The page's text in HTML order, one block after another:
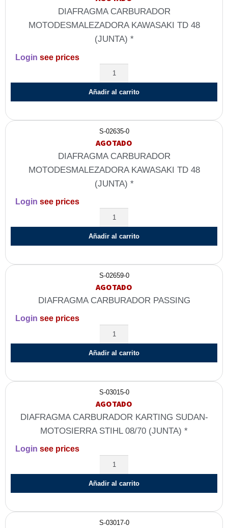
DIAFRAGMA CARBURADOR
MOTODESMALEZADORA KAWASAKI TD 48
(JUNTA) *
Login see prices
Añadir al carrito
S-02635-0
AGOTADO
DIAFRAGMA CARBURADOR
MOTODESMALEZADORA KAWASAKI TD 48
(JUNTA) *
Login see prices
Añadir al carrito
S-02659-0
AGOTADO
DIAFRAGMA CARBURADOR PASSING
Login see prices
Añadir al carrito
S-03015-0
AGOTADO
DIAFRAGMA CARBURADOR KARTING SUDAN-
MOTOSIERRA STIHL 08/70 (JUNTA) *
Login see prices
Añadir al carrito
S-03017-0